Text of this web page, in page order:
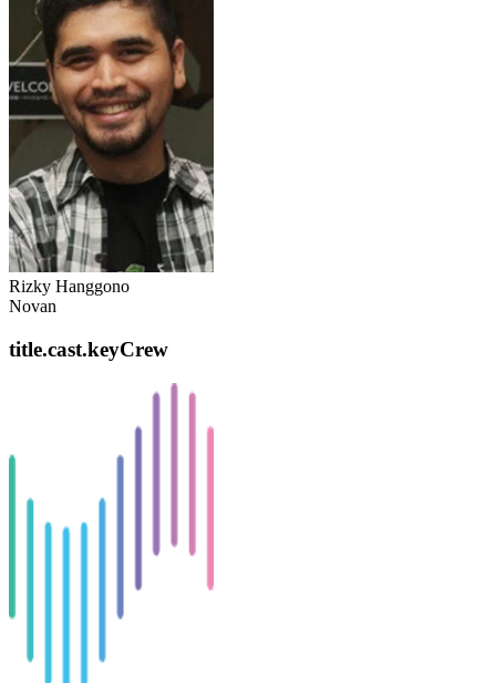
Rizky Hanggono
Novan
title.cast.keyCrew